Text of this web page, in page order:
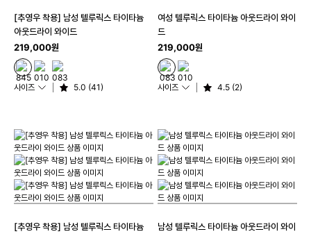
[추영우 착용] 남성 텔루릭스 타이타늄
아웃드라이 와이드
219,000원
사이즈 5.0 (41)
여성 텔루릭스 타이타늄 아웃드라이 와이
드
219,000원
사이즈 4.5 (2)
[추영우 착용] 남성 텔루릭스 타이타늄
남성 텔루릭스 타이타늄 아웃드라이 와이